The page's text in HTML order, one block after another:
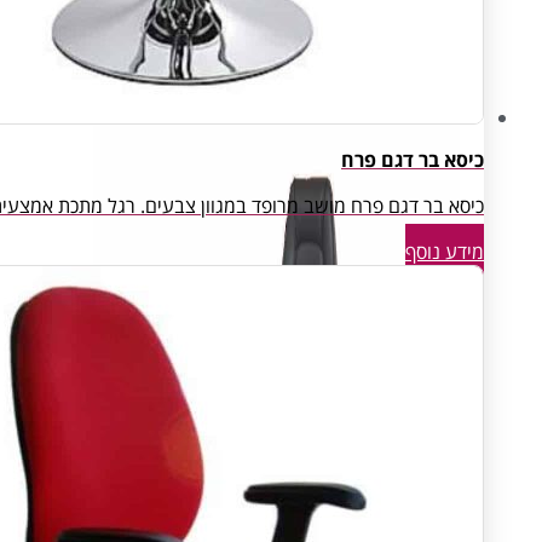
כיסא בר דגם פרח
כיסא בר דגם פרח מושב מרופד במגוון צבעים. רגל מתכת
מידע נוסף